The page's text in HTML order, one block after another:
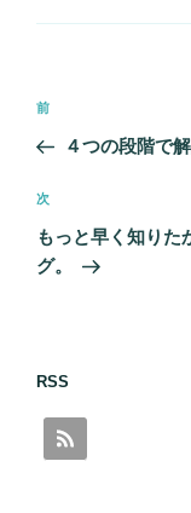
投
ナ
ビ
ゲ
ー
前
の
稿
前
４つの段階で
次
の
投
次
もっと早く知りた
グ。
RSS